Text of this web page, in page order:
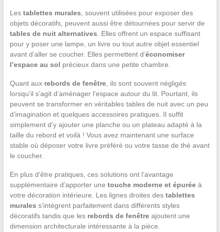
Les tablettes murales , souvent utilisées pour exposer des
objets décoratifs, peuvent aussi être détournées pour servir de
tables de nuit alternatives . Elles offrent un espace suffisant
pour y poser une lampe, un livre ou tout autre objet essentiel
avant d’aller se coucher. Elles permettent d’économiser
l’espace au sol précieux dans une petite chambre.
Quant aux rebords de fenêtre, ils sont souvent négligés
lorsqu’il s’agit d’aménager l’espace autour du lit. Pourtant, ils
peuvent se transformer en véritables tables de nuit avec un peu
d’imagination et quelques accessoires pratiques. Il suffit
simplement d’y ajouter une planche ou un plateau adapté à la
taille du rebord et voilà ! Vous avez maintenant une surface
stable où déposer votre livre préféré ou votre tasse de thé avant
le coucher.
En plus d’être pratiques, ces solutions ont l’avantage
supplémentaire d’apporter une touche moderne et épuréeà
votre décoration intérieure. Les lignes droites des tablettes
murales s’intègrent parfaitement dans différents styles
décoratifs tandis que les rebords de fenêtreajoutent une
dimension architecturale intéressante à la pièce.